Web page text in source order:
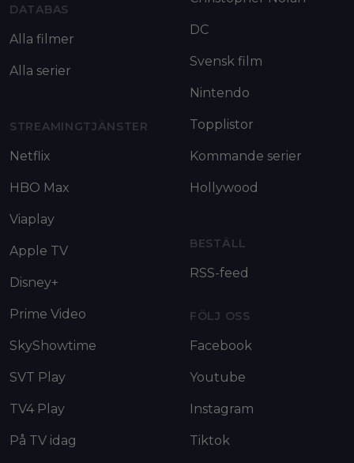
DATABAS
Alla filmer
Alla serier
STREAMINGTJÄNSTER
Netflix
HBO Max
Viaplay
Apple TV
Disney+
Prime Video
SkyShowtime
SVT Play
TV4 Play
På TV idag
DC
Svensk film
Nintendo
Topplistor
Kommande serier
Hollywood
BESTÄLL
RSS-feed
FÖLJ OSS
Facebook
Youtube
Instagram
Tiktok